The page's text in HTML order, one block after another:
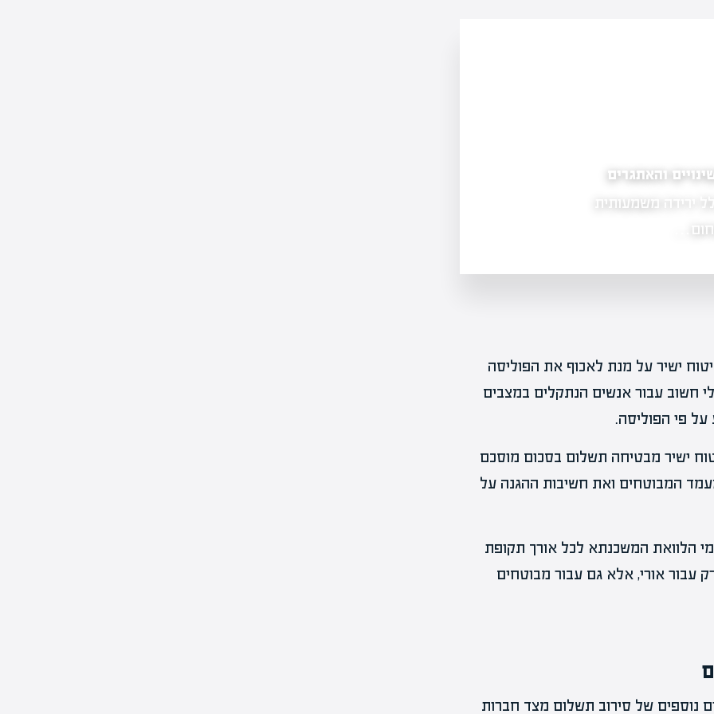
והאתגרים
ירידה משמעותית
מה זה חיסכון פנסיוני? המדריך המקיף להבנת הפנסיה בישראל
ישיר על מנת לאכוף את הפוליסה
חשוב עבור אנשים הנתקלים במצבים
פי הפוליסה.
ישיר מבטיחה תשלום בסכום מוסכם
המבוטחים ואת חשיבות ההגנה על
הלוואת המשכנתא לכל אורך תקופת
עבור אורי, אלא גם עבור מבוטחים
נוספים של סירוב תשלום מצד חברות